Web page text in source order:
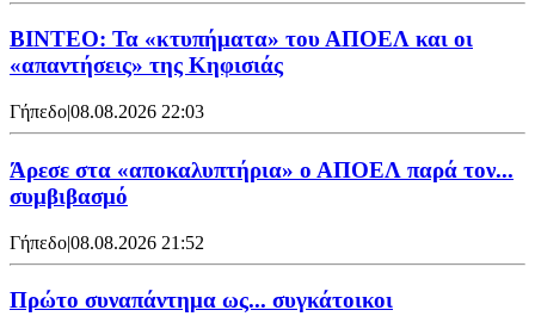
ΒΙΝΤΕΟ: Τα «κτυπήματα» του ΑΠΟΕΛ και οι
«απαντήσεις» της Κηφισιάς
Γήπεδο|08.08.2026 22:03
Άρεσε στα «αποκαλυπτήρια» ο ΑΠΟΕΛ παρά τον...
συμβιβασμό
Γήπεδο|08.08.2026 21:52
Πρώτο συναπάντημα ως... συγκάτοικοι